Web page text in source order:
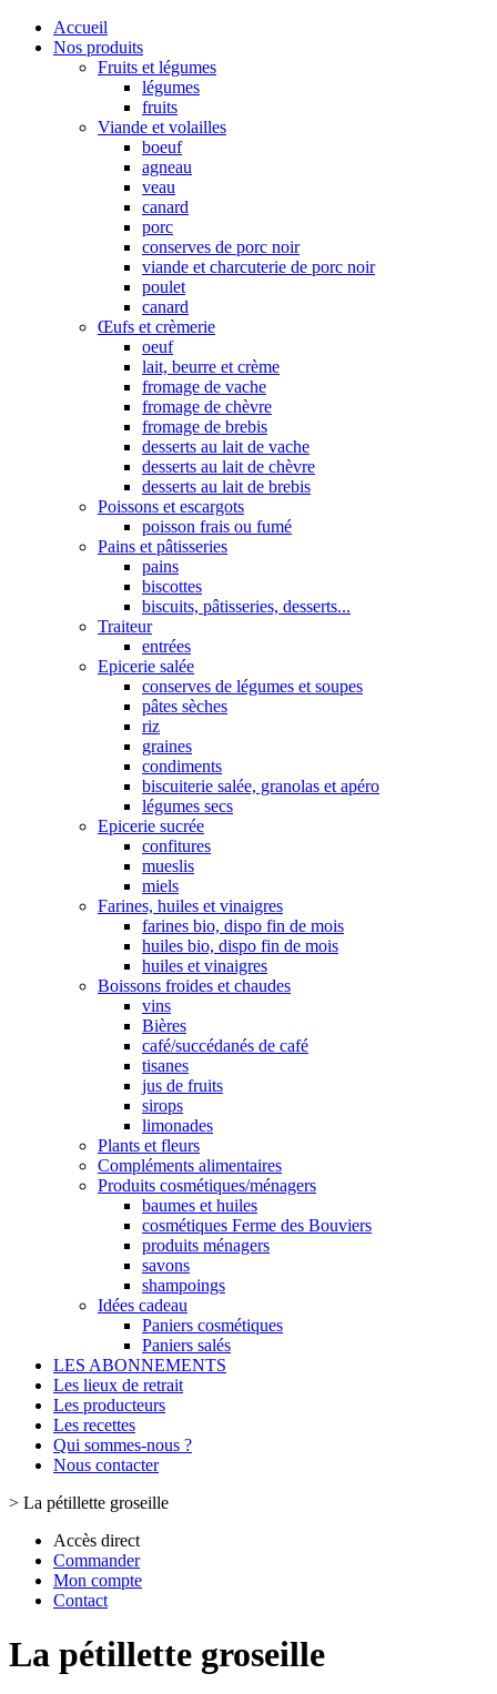
Accueil
Nos produits
Fruits et légumes
légumes
fruits
Viande et volailles
boeuf
agneau
veau
canard
porc
conserves de porc noir
viande et charcuterie de porc noir
poulet
canard
Œufs et crèmerie
oeuf
lait, beurre et crème
fromage de vache
fromage de chèvre
fromage de brebis
desserts au lait de vache
desserts au lait de chèvre
desserts au lait de brebis
Poissons et escargots
poisson frais ou fumé
Pains et pâtisseries
pains
biscottes
biscuits, pâtisseries, desserts...
Traiteur
entrées
Epicerie salée
conserves de légumes et soupes
pâtes sèches
riz
graines
condiments
biscuiterie salée, granolas et apéro
légumes secs
Epicerie sucrée
confitures
mueslis
miels
Farines, huiles et vinaigres
farines bio, dispo fin de mois
huiles bio, dispo fin de mois
huiles et vinaigres
Boissons froides et chaudes
vins
Bières
café/succédanés de café
tisanes
jus de fruits
sirops
limonades
Plants et fleurs
Compléments alimentaires
Produits cosmétiques/ménagers
baumes et huiles
cosmétiques Ferme des Bouviers
produits ménagers
savons
shampoings
Idées cadeau
Paniers cosmétiques
Paniers salés
LES ABONNEMENTS
Les lieux de retrait
Les producteurs
Les recettes
Qui sommes-nous ?
Nous contacter
> La pétillette groseille
Accès direct
Commander
Mon compte
Contact
La pétillette groseille